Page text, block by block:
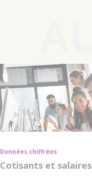
Données chiffrées
Cotisants et salaires